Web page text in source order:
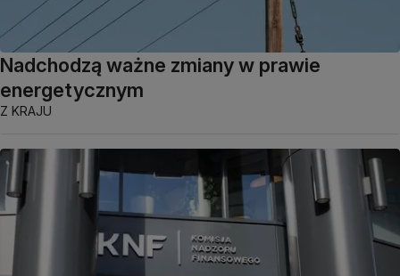
Nadchodzą ważne zmiany w prawie
energetycznym
Z KRAJU